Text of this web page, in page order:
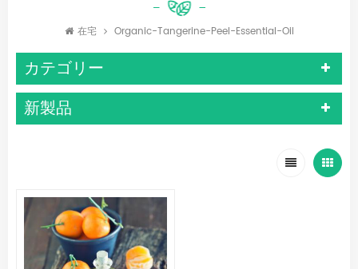
在宅 Organic-Tangerine-Peel-Essential-Oil
カテゴリー
新製品